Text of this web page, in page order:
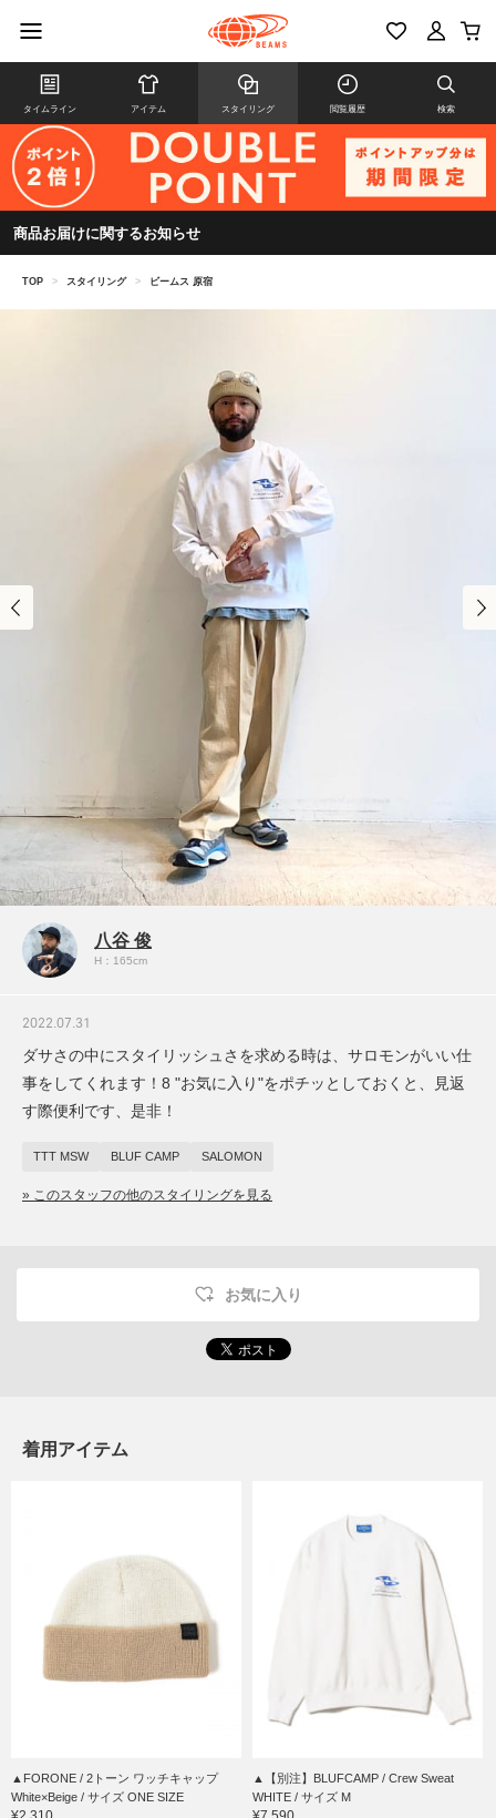
タイムライン アイテム スタイリング 閲覧履歴 検索
商品お届けに関するお知らせ
TOP > スタイリング > ビームス 原宿
八谷 俊
H：165cm
2022.07.31
ダサさの中にスタイリッシュさを求める時は、サロモンがいい仕
事をしてくれます！8 "お気に入り"をポチッとしておくと、見返
す際便利です、是非！
TTT MSW BLUF CAMP SALOMON
» このスタッフの他のスタイリングを見る
お気に入り
着用アイテム
▲FORONE / 2トーン ワッチキャップ
White×Beige / サイズ ONE SIZE
▲【別注】BLUFCAMP / Crew Sweat
WHITE / サイズ M